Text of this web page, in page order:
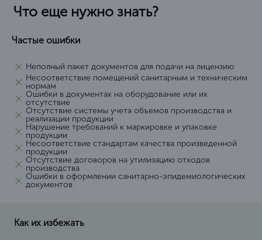
Что еще нужно знать?
Частые ошибки
Неполный пакет документов для подачи на лицензию
Несоответствие помещений санитарным и техническим
нормам
Ошибки в документах на оборудование или их
отсутствие
Отсутствие системы учета объемов производства и
реализации продукции
Нарушение требований к маркировке и упаковке
продукции
Несоответствие стандартам качества произведенной
продукции
Отсутствие договоров на утилизацию отходов
производства
Ошибки в оформлении санитарно-эпидемиологических
документов
Как их избежать